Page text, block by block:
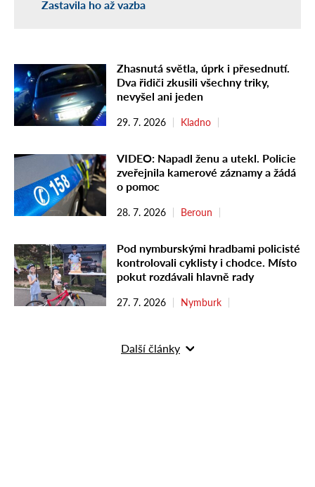
Zastavila ho až vazba
Zhasnutá světla, úprk i přesednutí.
Dva řidiči zkusili všechny triky,
nevyšel ani jeden
29. 7. 2026 Kladno
VIDEO: Napadl ženu a utekl. Policie
zveřejnila kamerové záznamy a žádá
o pomoc
28. 7. 2026 Beroun
Pod nymburskými hradbami policisté
kontrolovali cyklisty i chodce. Místo
pokut rozdávali hlavně rady
27. 7. 2026 Nymburk
Další články